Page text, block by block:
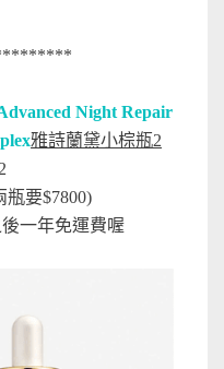
Night Repair
雅詩蘭黛小棕瓶2
瓶要$7800)
一年免運費喔